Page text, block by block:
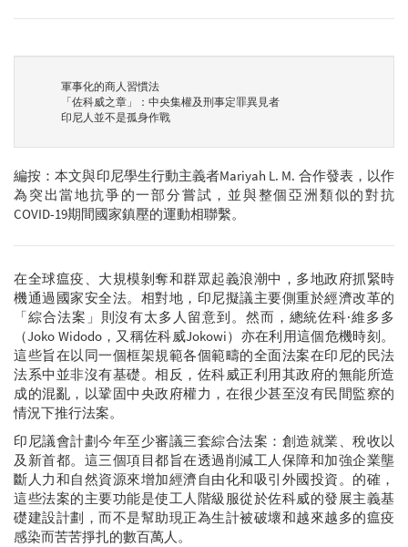
軍事化的商人習慣法
「佐科威之章」：中央集權及刑事定罪異見者
印尼人並不是孤身作戰
編按：本文與印尼學生行動主義者Mariyah L. M. 合作發表，以作
為突出當地抗爭的一部分嘗試，並與整個亞洲類似的對抗
COVID-19期間國家鎮壓的運動相聯繫。
在全球瘟疫、大規模剝奪和群眾起義浪潮中，多地政府抓緊時
機通過國家安全法。相對地，印尼擬議主要側重於經濟改革的
「綜合法案」則沒有太多人留意到。然而，總統佐科·維多多
（Joko Widodo，又稱佐科威Jokowi）亦在利用這個危機時刻。
這些旨在以同一個框架規範各個範疇的全面法案在印尼的民法
法系中並非沒有基礎。相反，佐科威正利用其政府的無能所造
成的混亂，以鞏固中央政府權力，在很少甚至沒有民間監察的
情況下推行法案。
印尼議會計劃今年至少審議三套綜合法案：創造就業、稅收以
及新首都。這三個項目都旨在透過削減工人保障和加強企業壟
斷人力和自然資源來增加經濟自由化和吸引外國投資。的確，
這些法案的主要功能是使工人階級服從於佐科威的發展主義基
礎建設計劃，而不是幫助現正為生計被破壞和越來越多的瘟疫
感染而苦苦掙扎的數百萬人。